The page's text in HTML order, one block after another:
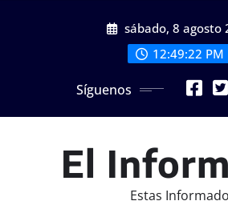
sábado, 8 agosto
12:49:24 PM
Síguenos
El
Estas Informado